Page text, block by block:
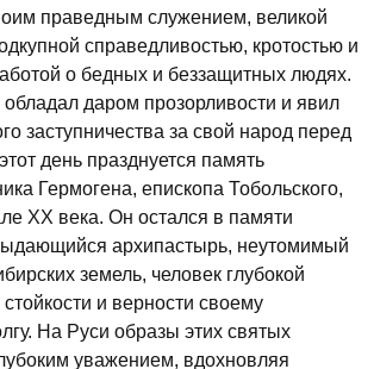
праведным служением, великой
справедливостью, кротостью и
о бедных и беззащитных людях.
даром прозорливости и явил
заступничества за свой народ перед
день празднуется память
Гермогена, епископа Тобольского,
XX века. Он остался в памяти
архипастырь, неутомимый
земель, человек глубокой
и верности своему
На Руси образы этих святых
уважением, вдохновляя